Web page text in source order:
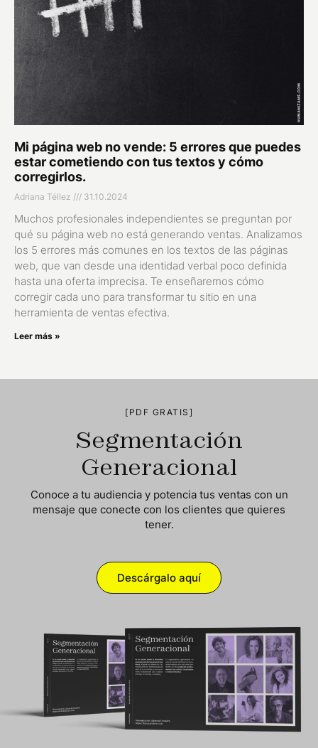
Mi página web no vende: 5 errores que puedes
estar cometiendo con tus textos y cómo
corregirlos.
Adriana Téllez 31.10.2024
Muchos profesionales independientes se preguntan por
qué su página web no está generando ventas. Analizamos
los 5 errores más comunes en los textos de las páginas
web, que van desde una identidad verbal poco definida
hasta una oferta imprecisa. Te enseñaremos cómo
corregir cada uno para transformar tu sitio en una
herramienta de ventas efectiva.
Leer más »
[PDF GRATIS]
Segmentación
Generacional
Conoce a tu audiencia y potencia tus ventas con un
mensaje que conecte con los clientes que quieres
tener.
Descárgalo aquí